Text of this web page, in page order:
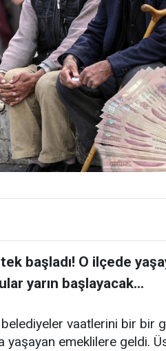
başladı! O ilçede
yarın başlayacak...
vaatlerini bir bir
yaşayan emeklilere geldi.